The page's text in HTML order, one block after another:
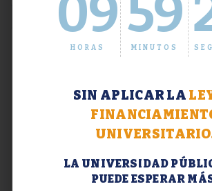
09
HORAS
59
MINUTOS
SIN APLICAR LA
LA UNIVERSIDAD
PUEDE ESPERAR